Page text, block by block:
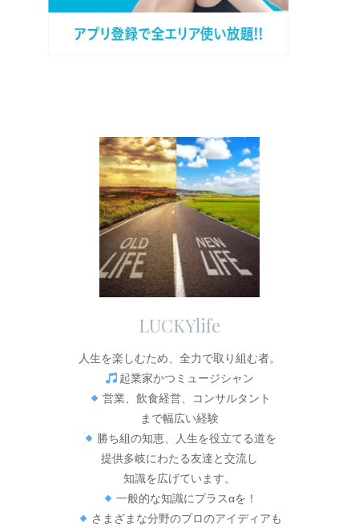
LUCKYlife
人生を楽しむため、全力で取り組む者。
起業家かつミュージシャン
営業、飲食経営、コンサルタント
まで幅広い経験
勝ち組の知恵、人生を役立てる道を
提供多岐にわたる友達と交流し
知識を広げています。
一般的な知識にプラスαを！
さまざまな分野のプロのアイディアも